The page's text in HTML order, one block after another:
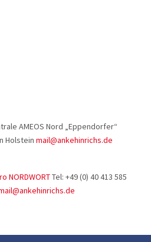
AMEOS Nord „Eppendorfer“
Holstein mail@ankehinrichs.de
NORDWORTTel: +49 (0) 40 413 585